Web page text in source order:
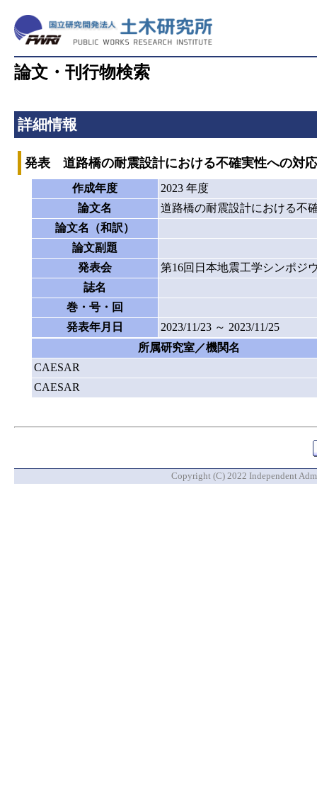
論文・刊行物検索
詳細情報
発表 道路橋の耐震設計における不確実性への対
作成年度
2023 年度
論文名
道路橋の耐震設計における不
論文名（和訳）
論文副題
発表会
第16回日本地震工学シンポジ
誌名
巻・号・回
発表年月日
2023/11/23 ～ 2023/11/25
所属研究室／機関名
CAESAR
CAESAR
Copyright (C) 2022 Independent